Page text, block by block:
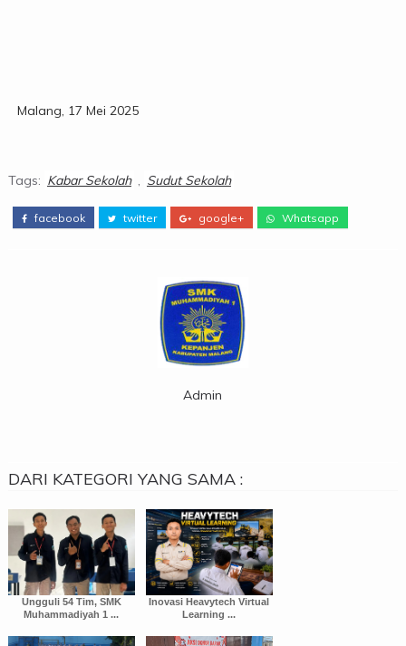
Malang, 17 Mei 2025
Tags: Kabar Sekolah , Sudut Sekolah
facebook twitter google+ Whatsapp
Admin
DARI KATEGORI YANG SAMA :
Ungguli 54 Tim, SMK
Muhammadiyah 1 ...
Inovasi Heavytech Virtual
Learning ...